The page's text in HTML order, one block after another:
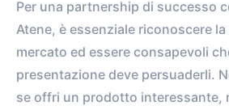
Per una partnership di successo
Atene, è essenziale riconoscere
mercato ed essere consapevoli
presentazione deve persuaderli.
se offri un prodotto interessante,